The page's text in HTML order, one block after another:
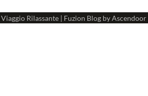
Viaggio Rilassante | Fuzion Blog byAscendoor